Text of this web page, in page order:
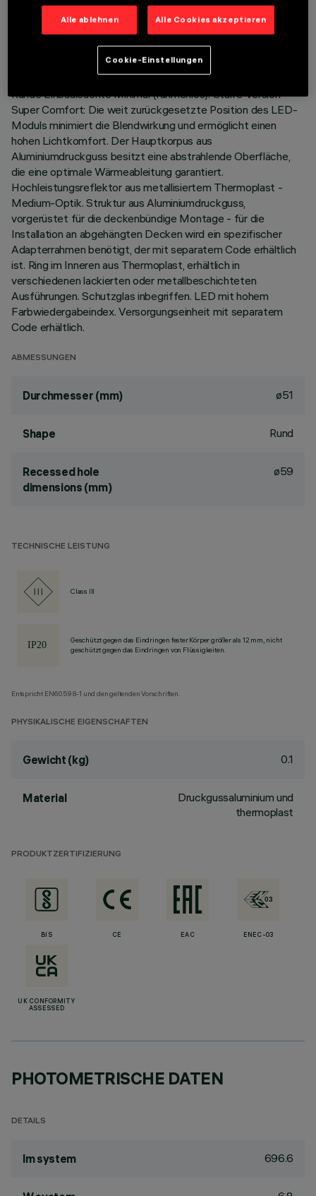
TECHNISCHE DATEN
LETZTES UPDATE: 05.08.2026
Runde Einbauleuchte Minimal (rahmenlos). Starre Version
Super Comfort: Die weit zurückgesetzte Position des LED-
Moduls minimiert die Blendwirkung und ermöglicht einen
hohen Lichtkomfort. Der Hauptkorpus aus
Aluminiumdruckguss besitzt eine abstrahlende Oberfläche,
die eine optimale Wärmeableitung garantiert.
Hochleistungsreflektor aus metallisiertem Thermoplast -
Medium-Optik. Struktur aus Aluminiumdruckguss,
vorgerüstet für die deckenbündige Montage - für die
Installation an abgehängten Decken wird ein spezifischer
Adapterrahmen benötigt, der mit separatem Code erhältlich
ist. Ring im Inneren aus Thermoplast, erhältlich in
verschiedenen lackierten oder metallbeschichteten
Ausführungen. Schutzglas inbegriffen. LED mit hohem
Farbwiedergabeindex. Versorgungseinheit mit separatem
Code erhältlich.
ABMESSUNGEN
Durchmesser (mm) ø51
Shape Rund
Recessed hole
dimensions (mm)
ø59
TECHNISCHE LEISTUNG
Class III
Geschützt gegen das Eindringen fester Körper größer als 12 mm, nicht
geschützt gegen das Eindringen von Flüssigkeiten.
Entspricht EN60598-1 und den geltenden Vorschriften.
PHYSIKALISCHE EIGENSCHAFTEN
Gewicht (kg) 0.1
Material
Druckgussaluminium und
thermoplast
PRODUKTZERTIFIZIERUNG
BIS CE EAC ENEC-03
UK CONFORMITY
ASSESSED
PHOTOMETRISCHE DATEN
DETAILS
lm system 696.6
Alle ablehnen Alle Cookies akzeptieren
Cookie-Einstellungen